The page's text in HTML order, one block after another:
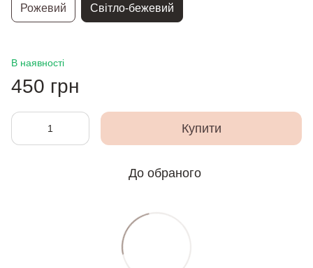
Рожевий Світло-бежевий
В наявності
450 грн
Купити
До обраного